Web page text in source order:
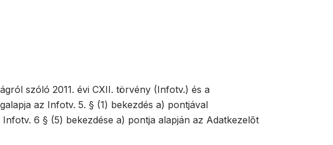
szóló 2011. évi CXII. törvény (Infotv.) és a
az Infotv. 5. § (1) bekezdés a) pontjával
6 § (5) bekezdése a) pontja alapján az Adatkezelőt